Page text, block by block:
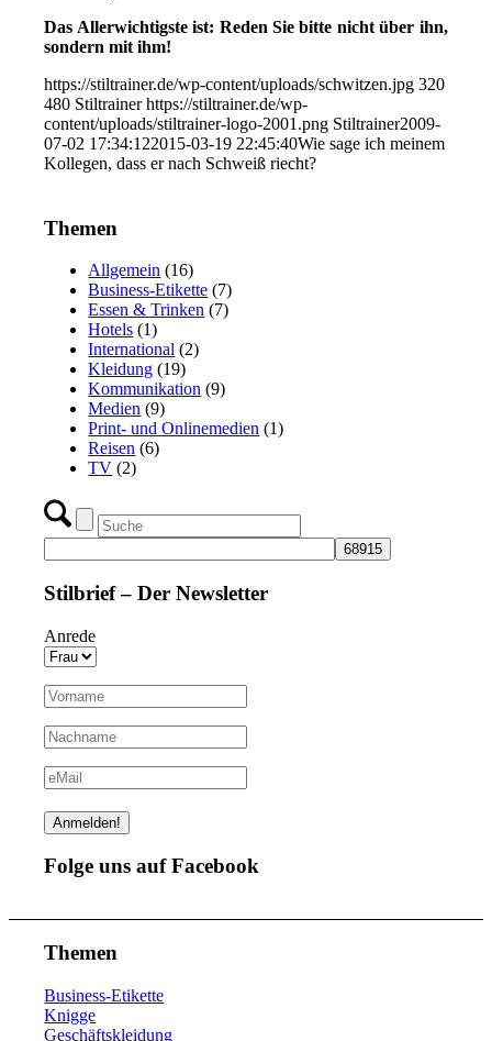
Das Allerwichtigste ist: Reden Sie bitte nicht über ihn,
sondern mit ihm!
https://stiltrainer.de/wp-content/uploads/schwitzen.jpg 320
480 Stiltrainer https://stiltrainer.de/wp-
content/uploads/stiltrainer-logo-2001.png Stiltrainer2009-
07-02 17:34:122015-03-19 22:45:40Wie sage ich meinem
Kollegen, dass er nach Schweiß riecht?
Themen
Allgemein (16)
Business-Etikette (7)
Essen & Trinken (7)
Hotels (1)
International (2)
Kleidung (19)
Kommunikation (9)
Medien (9)
Print- und Onlinemedien (1)
Reisen (6)
TV (2)
Stilbrief – Der Newsletter
Anrede
Folge uns auf Facebook
Themen
Business-Etikette
Knigge
Geschäftskleidung